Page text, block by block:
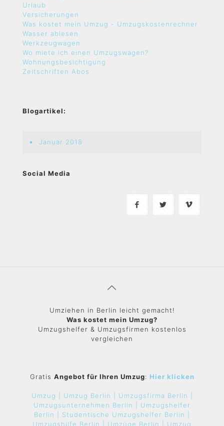
Urlaub
Versicherungen
Was kostet mein Umzug - Umzugskostenrechner
Wasser ablesen
Werkzeugwagen
Wo miete ich einen Umzugswagen?
Wohnungsbesichtigung
Zeitschriften Abos
Blogartikel:
Januar 2018
Social Media
Umziehen in Berlin leicht gemacht!
Was kostet mein Umzug?
Umzugshelfer & Umzugsfirmen kostenlos
vergleichen
Gratis Angebot für Ihren Umzug: Hier klicken
Umzug | Umzug Berlin |
Umzugsfirma Berlin |
Umzugsunternehmen Berlin | Umzugshelfer
Berlin | Studentische Umzugshelfer Berlin |
Umzugshilfe Berlin | Umzüge Berlin | Umzug